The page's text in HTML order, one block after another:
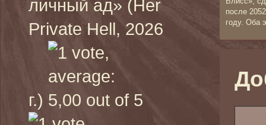
личный ад» (Her
Private Hell, 2026
г.)
после
году. Оба